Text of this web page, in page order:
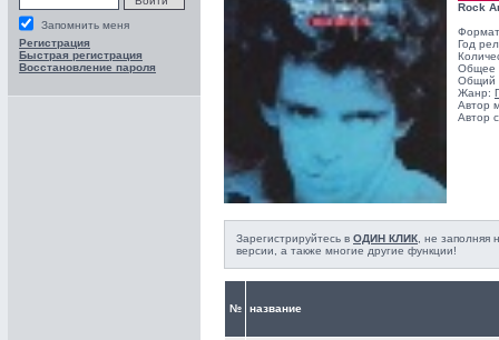
Запомнить меня
Регистрация
Быстрая регистрация
Восстановление пароля
Rock
Год
Общее
Общий
Жанр:
Автор
Автор
Зарегистрируйтесь в ОДИН КЛИК , не
версии, а также многие другие функции!
№ название